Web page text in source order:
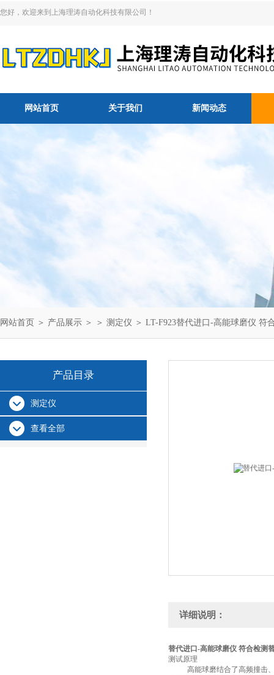
您好，欢迎来到上海理涛自动化科技有限公司！
网站首页 关于我们 新闻动态
网站首页 ＞ 产品展示 ＞ ＞ 测定仪 ＞ LT-F923替代进口-高能球磨仪 符
产品目录
测定仪
查看全部
详细说明：
替代进口-高能球磨仪 符合检测
测试原理
高能球磨结合了高频撞击